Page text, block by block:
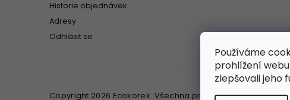
Používáme
prohlížení
zlepšovali jeho
Historie objednávek
Adresy
Odhlásit se
Copyright 2026 Ecokorek. Všechna práva vyhrazena.